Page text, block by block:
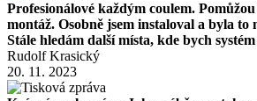
Profesionálové každým coulem.
montáž. Osobně jsem instaloval a byla to
Stále hledám další místa, kde bych
Rudolf Krasický
20. 11. 2023